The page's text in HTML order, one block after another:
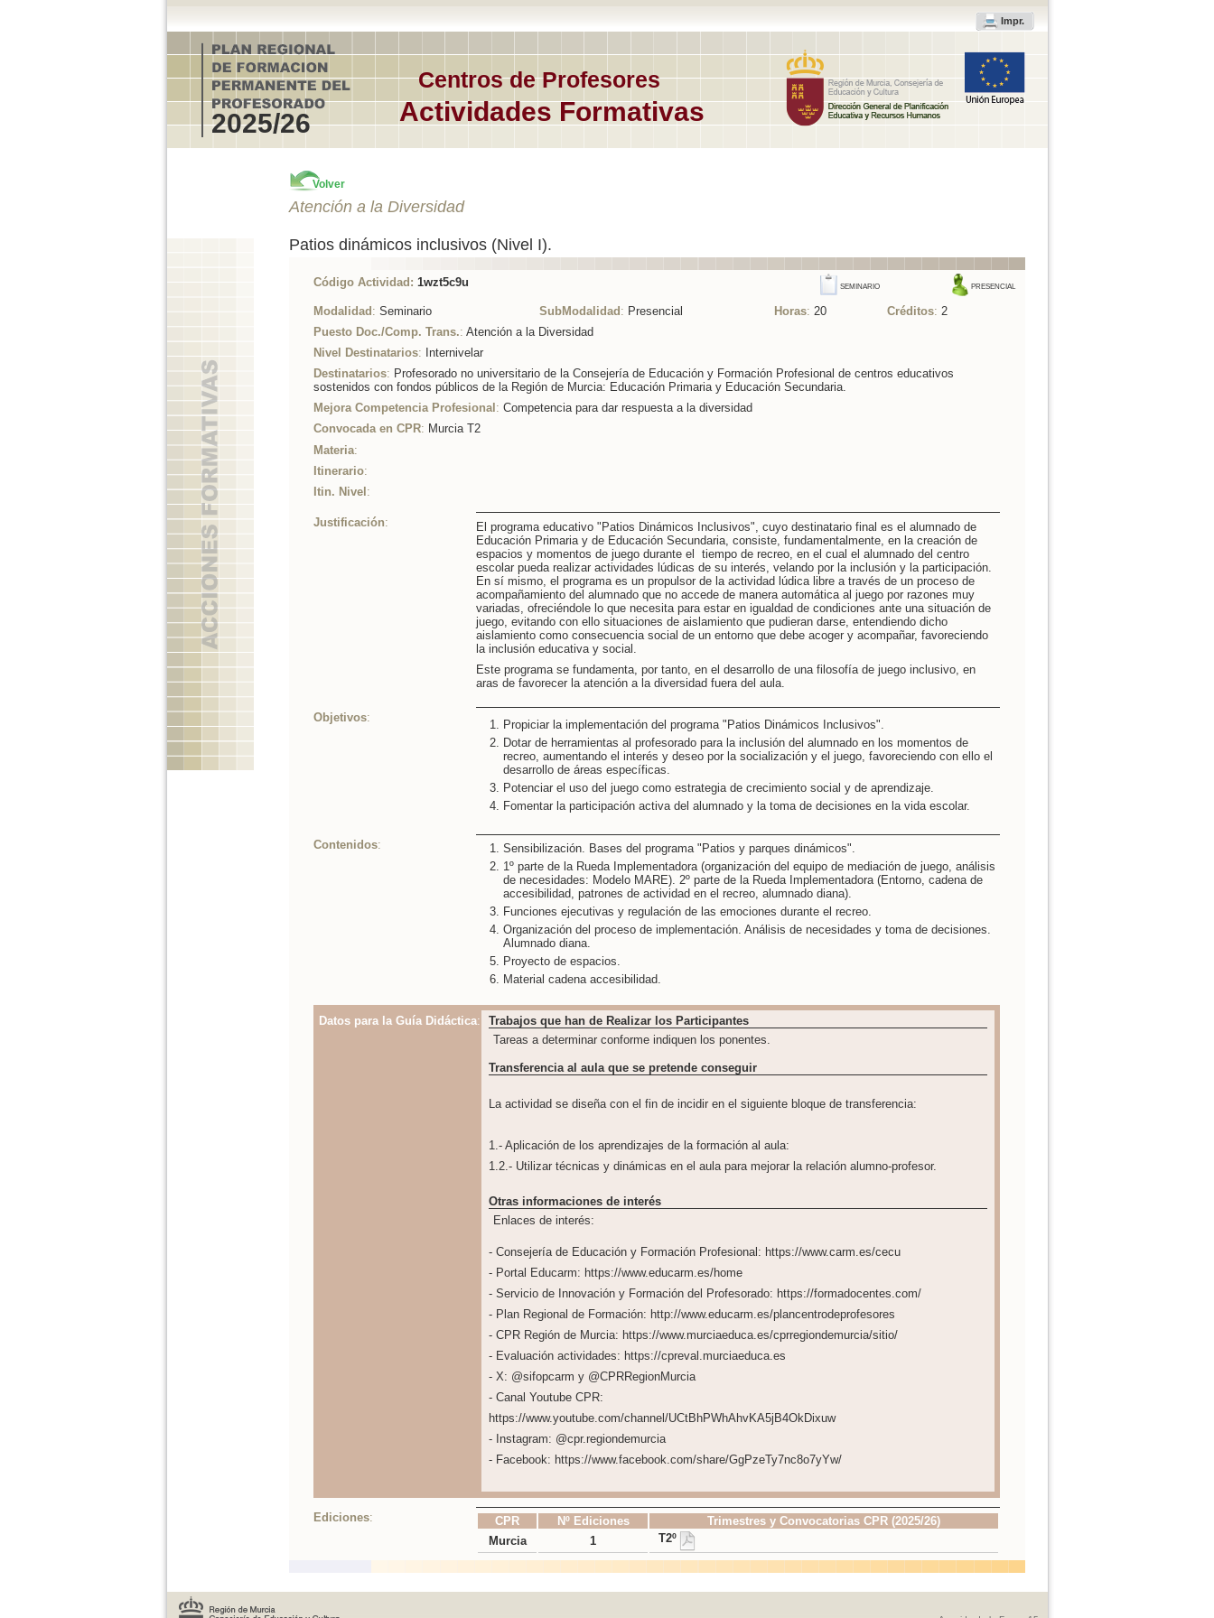
Impr.
Centros de Profesores
Actividades Formativas
2025/26
Volver
Atención a la Diversidad
Patios dinámicos inclusivos (Nivel I).
Código Actividad: 1wzt5c9u PRESENCIAL
SEMINARIO
Modalidad : Seminario SubModalidad : Presencial Horas: 20 Créditos: 2
Puesto Doc./Comp. Trans.: Atención a la Diversidad
Nivel Destinatarios: Internivelar
Destinatarios: Profesorado no universitario de la Consejería de Educación y Formación Profesional de centros educativos
sostenidos con fondos públicos de la Región de Murcia: Educación Primaria y Educación Secundaria.
Mejora Competencia Profesional : Competencia para dar respuesta a la diversidad
Convocada en CPR: Murcia T2
Materia:
Itinerario:
Itin. Nivel :
Justificación:
El programa educativo "Patios Dinámicos Inclusivos", cuyo destinatario final es el alumnado de
Educación Primaria y de Educación Secundaria, consiste, fundamentalmente, en la creación de
espacios y momentos de juego durante el tiempo de recreo, en el cual el alumnado del centro
escolar pueda realizar actividades lúdicas de su interés, velando por la inclusión y la participación.
En sí mismo, el programa es un propulsor de la actividad lúdica libre a través de un proceso de
acompañamiento del alumnado que no accede de manera automática al juego por razones muy
variadas, ofreciéndole lo que necesita para estar en igualdad de condiciones ante una situación de
juego, evitando con ello situaciones de aislamiento que pudieran darse, entendiendo dicho
aislamiento como consecuencia social de un entorno que debe acoger y acompañar, favoreciendo
la inclusión educativa y social.
Este programa se fundamenta, por tanto, en el desarrollo de una filosofía de juego inclusivo, en
aras de favorecer la atención a la diversidad fuera del aula.
Objetivos:
Propiciar la implementación del programa "Patios Dinámicos Inclusivos".
Dotar de herramientas al profesorado para la inclusión del alumnado en los momentos de
recreo, aumentando el interés y deseo por la socialización y el juego, favoreciendo con ello el
desarrollo de áreas específicas.
Potenciar el uso del juego como estrategia de crecimiento social y de aprendizaje.
Fomentar la participación activa del alumnado y la toma de decisiones en la vida escolar.
Contenidos:
Sensibilización. Bases del programa "Patios y parques dinámicos".
1º parte de la Rueda Implementadora (organización del equipo de mediación de juego, análisis
de necesidades: Modelo MARE). 2º parte de la Rueda Implementadora (Entorno, cadena de
accesibilidad, patrones de actividad en el recreo, alumnado diana).
Funciones ejecutivas y regulación de las emociones durante el recreo.
Organización del proceso de implementación. Análisis de necesidades y toma de decisiones.
Alumnado diana.
Proyecto de espacios.
Material cadena accesibilidad.
Datos para la Guía Didáctica:
Trabajos que han de Realizar los Participantes
Tareas a determinar conforme indiquen los ponentes.
Transferencia al aula que se pretende conseguir
La actividad se diseña con el fin de incidir en el siguiente bloque de transferencia:
1.- Aplicación de los aprendizajes de la formación al aula:
1.2.- Utilizar técnicas y dinámicas en el aula para mejorar la relación alumno-profesor.
Otras informaciones de interés
Enlaces de interés:
- Consejería de Educación y Formación Profesional: https://www.carm.es/cecu
- Portal Educarm: https://www.educarm.es/home
- Servicio de Innovación y Formación del Profesorado: https://formadocentes.com/
- Plan Regional de Formación: http://www.educarm.es/plancentrodeprofesores
- CPR Región de Murcia: https://www.murciaeduca.es/cprregiondemurcia/sitio/
- Evaluación actividades: https://cpreval.murciaeduca.es
- X: @sifopcarm y @CPRRegionMurcia
- Canal Youtube CPR:
https://www.youtube.com/channel/UCtBhPWhAhvKA5jB4OkDixuw
- Instagram: @cpr.regiondemurcia
- Facebook: https://www.facebook.com/share/GgPzeTy7nc8o7yYw/
Ediciones: CPR Nº Ediciones
Trimestres y Convocatorias CPR (2025/26)
Murcia
1 T2º